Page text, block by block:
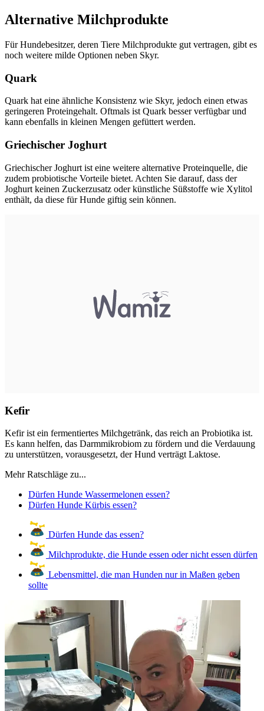
Alternative Milchprodukte
Für Hundebesitzer, deren Tiere Milchprodukte gut vertragen, gibt es
noch weitere milde Optionen neben Skyr.
Quark
Quark hat eine ähnliche Konsistenz wie Skyr, jedoch einen etwas
geringeren Proteingehalt. Oftmals ist Quark besser verfügbar und
kann ebenfalls in kleinen Mengen gefüttert werden.
Griechischer Joghurt
Griechischer Joghurt ist eine weitere alternative Proteinquelle, die
zudem probiotische Vorteile bietet. Achten Sie darauf, dass der
Joghurt keinen Zuckerzusatz oder künstliche Süßstoffe wie Xylitol
enthält, da diese für Hunde giftig sein können.
Kefir
Kefir ist ein fermentiertes Milchgetränk, das reich an Probiotika ist.
Es kann helfen, das Darmmikrobiom zu fördern und die Verdauung
zu unterstützen, vorausgesetzt, der Hund verträgt Laktose.
Mehr Ratschläge zu...
Dürfen Hunde Wassermelonen essen?
Dürfen Hunde Kürbis essen?
Dürfen Hunde das essen?
Milchprodukte, die Hunde essen oder nicht essen dürfen
Lebensmittel, die man Hunden nur in Maßen geben
sollte